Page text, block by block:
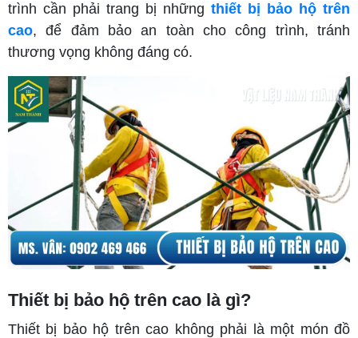
trình cần phải trang bị những thiết bị bảo hộ trên
cao, để đảm bảo an toàn cho công trình, tránh
thương vọng không đáng có.
Thiết bị bảo hộ trên cao là gì?
Thiết bị bảo hộ trên cao không phải là một món đồ